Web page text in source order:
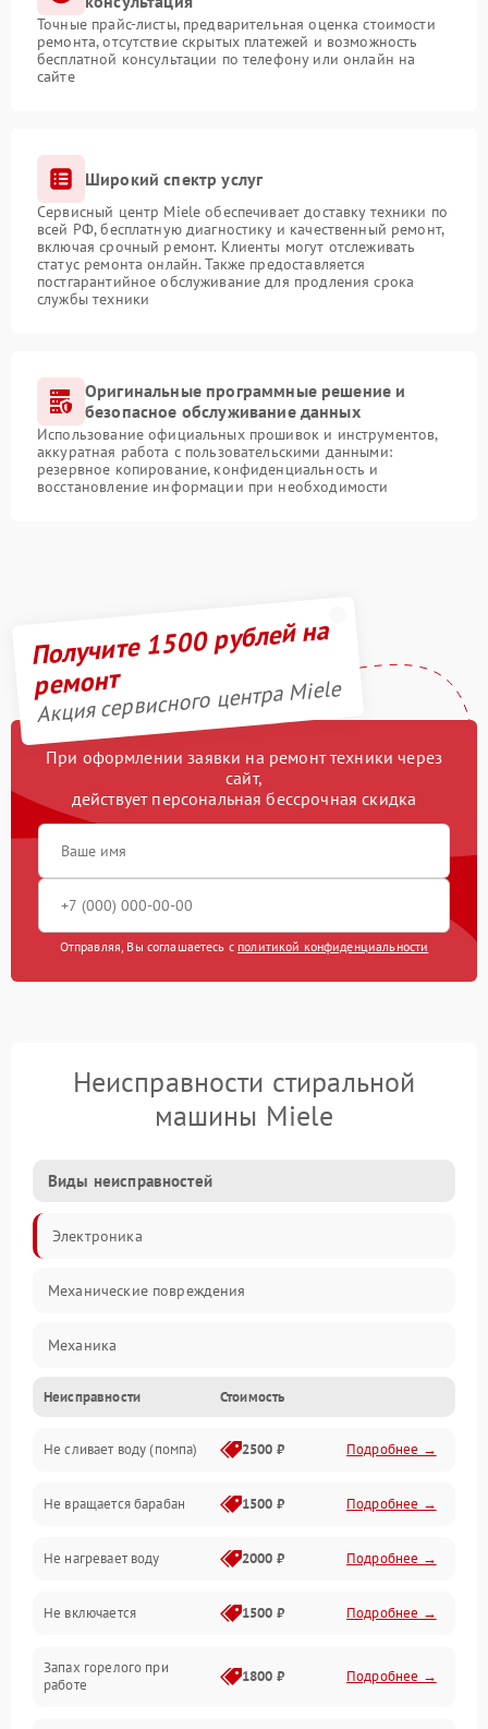
Точные прайс-листы, предварительная оценка стоимости
ремонта, отсутствие скрытых платежей и возможность
бесплатной консультации по телефону или онлайн на
сайте
Широкий спектр услуг
Сервисный центр Miele обеспечивает доставку техники по
всей РФ, бесплатную диагностику и качественный ремонт,
включая срочный ремонт. Клиенты могут отслеживать
статус ремонта онлайн. Также предоставляется
постгарантийное обслуживание для продления срока
службы техники
Оригинальные программные решение и
безопасное обслуживание данных
Использование официальных прошивок и инструментов,
аккуратная работа с пользовательскими данными:
резервное копирование, конфиденциальность и
восстановление информации при необходимости
Получите 1500 рублей на
ремонт
Акция сервисного центра Miele
При оформлении заявки на ремонт техники через
сайт,
действует персональная бессрочная скидка
Отправляя, Вы соглашаетесь с политикой конфиденциальности
Неисправности стиральной
машины Miele
Виды неисправностей
Электроника
Механические повреждения
Механика
Электропитание
Водоснабжение
Слив
Программное обеспечение
Неисправности Стоимость
Не сливает воду (помпа) 2500 ₽ Подробнее →
Не вращается барабан 1500 ₽ Подробнее →
Не нагревает воду 2000 ₽ Подробнее →
Не включается 1500 ₽ Подробнее →
Запах горелого при
работе
1800 ₽ Подробнее →